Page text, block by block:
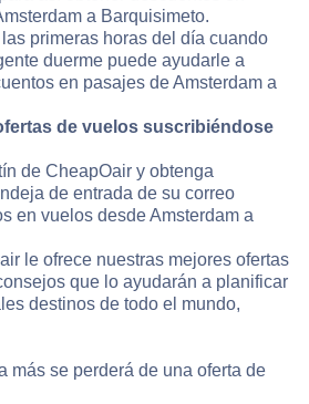
a Barquisimeto.
primeras horas del día cuando
duerme puede ayudarle a
en pasajes de Amsterdam a
de vuelos suscribiéndose
de CheapOair y obtenga
de entrada de su correo
en vuelos desde Amsterdam a
le ofrece nuestras mejores ofertas
que lo ayudarán a planificar
destinos de todo el mundo,
más se perderá de una oferta de